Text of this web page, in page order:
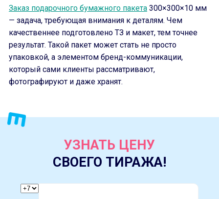
Заказ подарочного бумажного пакета 300×300×10 мм
— задача, требующая внимания к деталям. Чем
качественнее подготовлено ТЗ и макет, тем точнее
результат. Такой пакет может стать не просто
упаковкой, а элементом бренд-коммуникации,
который сами клиенты рассматривают,
фотографируют и даже хранят.
УЗНАТЬ ЦЕНУ
СВОЕГО ТИРАЖА!